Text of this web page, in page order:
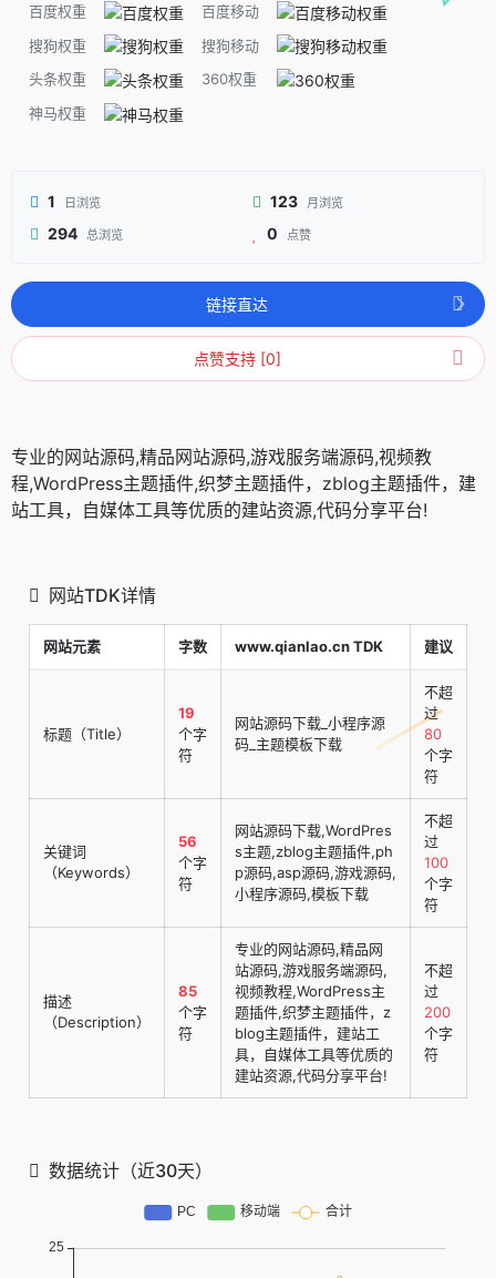
百度权重
百度移动
搜狗权重
搜狗移动
头条权重
360权重
神马权重
1 日浏览 123 月浏览
294 总浏览 0 点赞
链接直达
点赞支持 [0]
专业的网站源码,精品网站源码,游戏服务端源码,视频教
程,WordPress主题插件,织梦主题插件，zblog主题插件，建
站工具，自媒体工具等优质的建站资源,代码分享平台!
网站TDK详情
网站元素 字数 www.qianlao.cn TDK 建议
标题（Title）
19
个字
符
网站源码下载_小程序源
码_主题模板下载
不超
过
80
个字
符
关键词
（Keywords）
56
个字
符
网站源码下载,WordPres
s主题,zblog主题插件,ph
p源码,asp源码,游戏源码,
小程序源码,模板下载
不超
过
100
个字
符
描述
（Description）
85
个字
符
专业的网站源码,精品网
站源码,游戏服务端源码,
视频教程,WordPress主
题插件,织梦主题插件，z
blog主题插件，建站工
具，自媒体工具等优质的
建站资源,代码分享平台!
不超
过
200
个字
符
数据统计（近30天）